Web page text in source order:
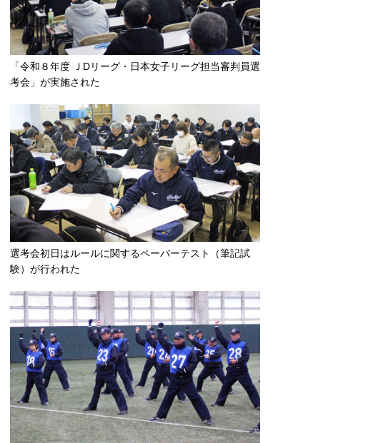
「令和８年度 ＪDリーグ・日本女子リーグ担当審判員選
考会」が実施された
選考会初日はルールに関するペーパーテスト（筆記試
験）が行われた